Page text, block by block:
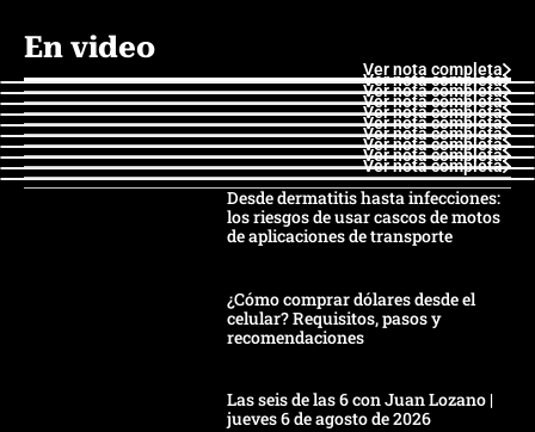
En video
Ver nota completa
Ver nota completa
Ver nota completa
Ver nota completa
Ver nota completa
Ver nota completa
Ver nota completa
Ver nota completa
Ver nota completa
Ver nota completa
Desde dermatitis hasta infecciones:
los riesgos de usar cascos de motos
de aplicaciones de transporte
¿Cómo comprar dólares desde el
celular? Requisitos, pasos y
recomendaciones
Las seis de las 6 con Juan Lozano |
jueves 6 de agosto de 2026